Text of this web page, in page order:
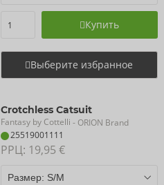
Купить
Выберите избранное
Crotchless Catsuit
Fantasy by Cottelli - ORION Brand
25519001111
РРЦ: 19,95 €